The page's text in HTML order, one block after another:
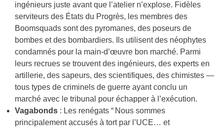
ingénieurs juste avant que l’atelier n’explose. Fidèles
serviteurs des États du Progrès, les membres des
Boomsquads sont des pyromanes, des poseurs de
bombes et des bombardiers. Ils utilisent des néophytes
condamnés pour la main-d’œuvre bon marché. Parmi
leurs recrues se trouvent des ingénieurs, des experts en
artillerie, des sapeurs, des scientifiques, des chimistes —
tous types de criminels de guerre ayant conclu un
marché avec le tribunal pour échapper à l’exécution.
Vagabonds : Les renégats “ Nous sommes
principalement accusés à tort par l’UCE… et